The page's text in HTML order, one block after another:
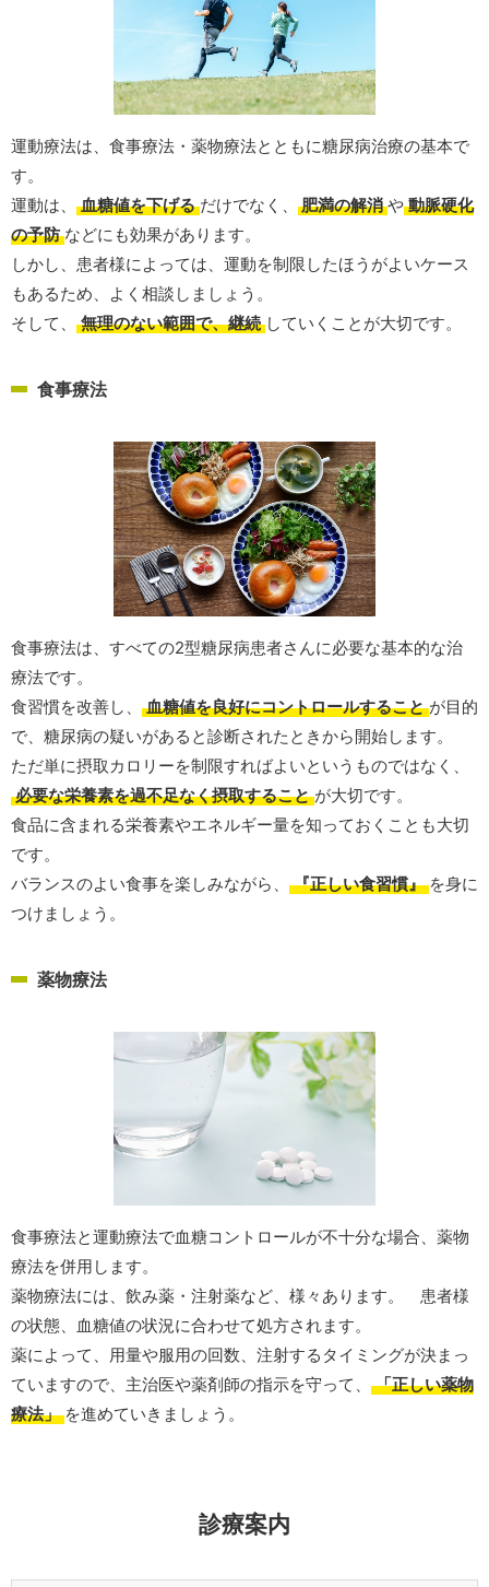
運動療法は、食事療法・薬物療法とともに糖尿病治療の基本で
す。
運動は、
血糖値を下げるだけでなく、 肥満の解消や動脈硬化
の予防などにも効果があります。
しかし、患者様によっては、運動を制限したほうがよいケース
もあるため、よく相談しましょう。
そして、
無理のない範囲で、継続していくことが大切です。
食事療法
食事療法は、すべての2型糖尿病患者さんに必要な基本的な治
療法です。
食習慣を改善し、
血糖値を良好にコントロールすることが目的
で、糖尿病の疑いがあると診断されたときから開始します。
ただ単に摂取カロリーを制限すればよいというものではなく、
必要な栄養素を過不足なく摂取することが大切です。
食品に含まれる栄養素やエネルギー量を知っておくことも大切
です。
バランスのよい食事を楽しみながら、
『正しい食習慣』を身に
つけましょう。
薬物療法
食事療法と運動療法で血糖コントロールが不十分な場合、薬物
療法を併用します。
薬物療法には、飲み薬・注射薬など、様々あります。 患者様
の状態、血糖値の状況に合わせて処方されます。
薬によって、用量や服用の回数、注射するタイミングが決まっ
ていますので、主治医や薬剤師の指示を守って、
「正しい薬物
療法」を進めていきましょう。
診療案内